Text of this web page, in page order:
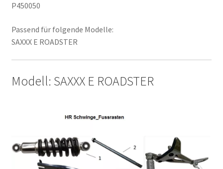
P450050
Passend für folgende Modelle:
SAXXX E ROADSTER
Modell: SAXXX E ROADSTER